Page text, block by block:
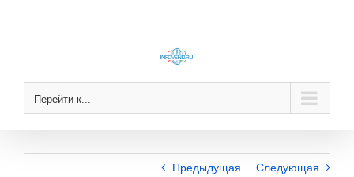
Перейти к...
Предыдущая Следующая